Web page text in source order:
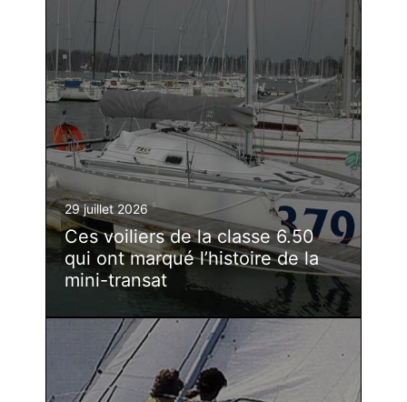
29 juillet 2026
Ces voiliers de la classe 6.50
qui ont marqué l’histoire de la
mini-transat